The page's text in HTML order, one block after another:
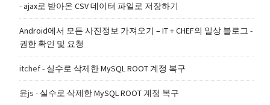
-ajax로 받아온 CSV 데이터 파일로 저장하기
Android에서 모든 사진정보 가져오기 – IT + CHEF의 일상 블로그 -
권한 확인 및 요청
itchef- 실수로 삭제한 MySQL ROOT 계정 복구
윤js - 실수로 삭제한 MySQL ROOT 계정 복구